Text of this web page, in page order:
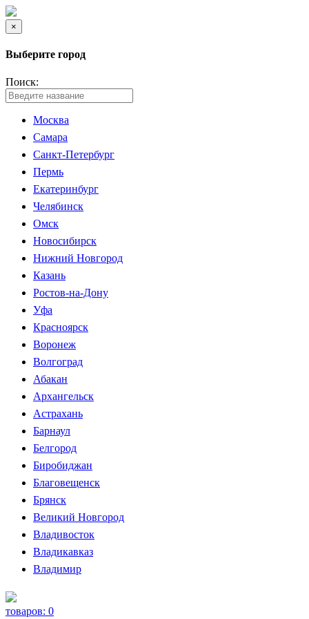
×
Выберите город
Поиск:
Москва
Самара
Санкт-Петербург
Пермь
Екатеринбург
Челябинск
Омск
Новосибирск
Нижний Новгород
Казань
Ростов-на-Дону
Уфа
Красноярск
Воронеж
Волгоград
Абакан
Архангельск
Астрахань
Барнаул
Белгород
Биробиджан
Благовещенск
Брянск
Великий Новгород
Владивосток
Владикавказ
Владимир
товаров: 0